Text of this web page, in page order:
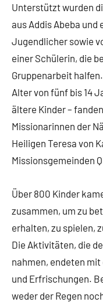
Unterstützt wurden
aus Addis Abeba
Jugendlicher sowie
einer Schülerin, die
Gruppenarbeit
Alter von fünf bis 14
ältere Kinder –
Missionarinnen der
Heiligen Teresa von
Missionsgemeinden
Über 800 Kinder
zusammen, um zu
erhalten, zu spielen,
Die Aktivitäten, die
nahmen, endeten
und Erfrischungen.
weder der Regen